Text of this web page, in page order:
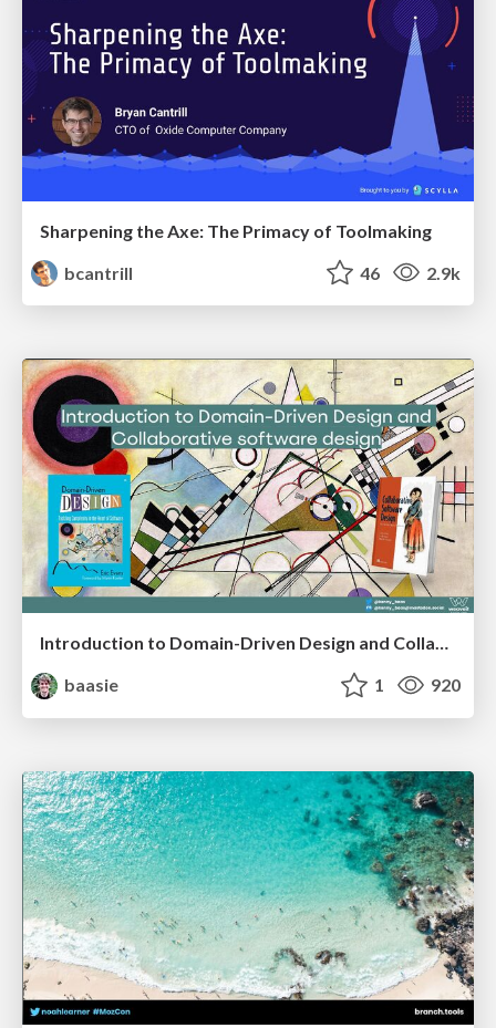
Sharpening the Axe: The Primacy of Toolmaking
bcantrill
46 2.9k
Introduction to Domain-Driven Design and Collaborative software design
baasie
1 920